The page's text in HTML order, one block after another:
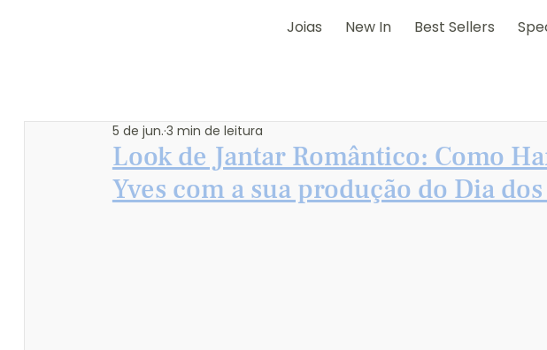
Joias New In Best Sellers
Look de Jantar Romântico: Como
Yves com a sua produção do Dia
5 de jun. 3 min de leitura